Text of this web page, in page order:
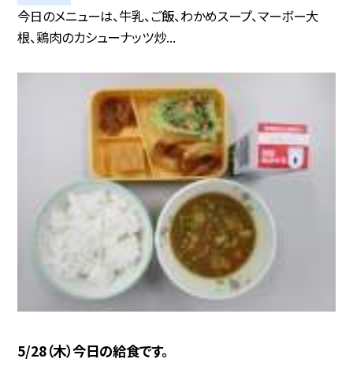
今日のメニューは、牛乳、ご飯、わかめスープ、マーボー大
根、鶏肉のカシューナッツ炒...
5/28（木）今日の給食です。